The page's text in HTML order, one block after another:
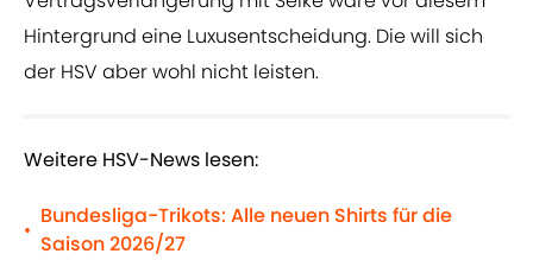
Hintergrund eine Luxusentscheidung. Die will sich
der HSV aber wohl nicht leisten.
Weitere HSV-News lesen:
•
Bundesliga-Trikots: Alle neuen Shirts für die
Saison 2026/27